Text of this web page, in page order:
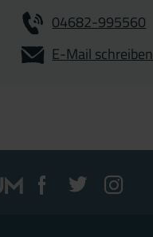
04682-995560
E-Mail schreiben